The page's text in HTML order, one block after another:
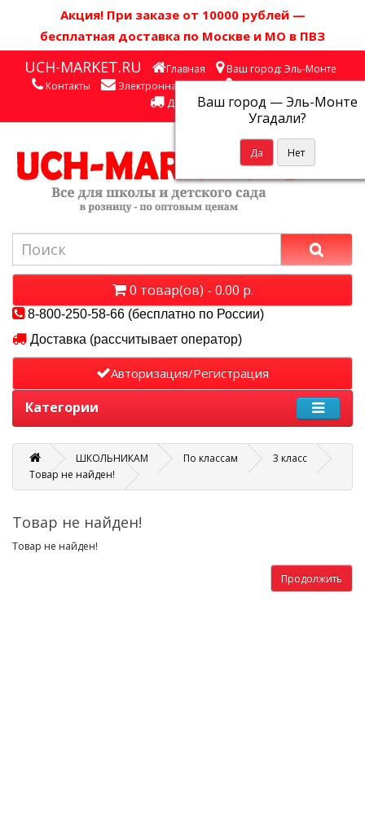
Акция! При заказе от 10000 рублей —
бесплатная доставка по Москве и МО в ПВЗ
UCH-MARKET.RU Главная Ваш город: Эль-Монте
Ваш город —Эль-Монте
Угадали?
Контакты Электронная почта
Личный кабинет
Доставка
0 товар(ов) - 0.00 р.
8-800-250-58-66 (бесплатно по России)
Доставка (рассчитывает оператор)
Авторизация/Регистрация
Категории
ШКОЛЬНИКАМ По классам
3 класс
Товар не найден!
Товар не найден!
Товар не найден!
Продолжить